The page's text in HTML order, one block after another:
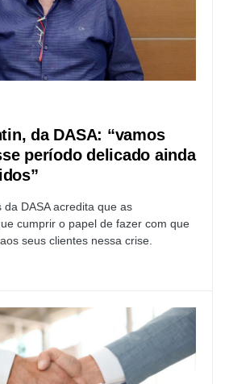
da DASA: “vamos
período delicado ainda
DASA acredita que as
cumprir o papel de fazer com que
seus clientes nessa crise.